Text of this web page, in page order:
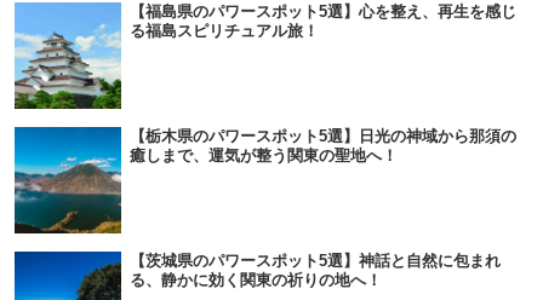
【福島県のパワースポット5選】心を整え、再生を感じ
る福島スピリチュアル旅！
【栃木県のパワースポット5選】日光の神域から那須の
癒しまで、運気が整う関東の聖地へ！
【茨城県のパワースポット5選】神話と自然に包まれ
る、静かに効く関東の祈りの地へ！